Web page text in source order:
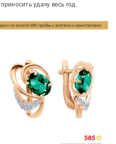
удачу весь год.